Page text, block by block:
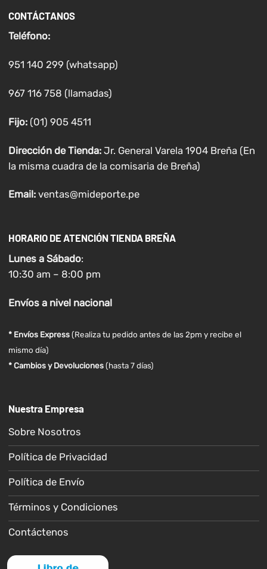
CONTÁCTANOS
Teléfono:
951 140 299 (whatsapp)
967 116 758 (llamadas)
Fijo:(01) 905 4511
Dirección de Tienda: Jr. General Varela 1904 Breña (En
la misma cuadra de la comisaria de Breña)
Email: ventas@mideporte.pe
HORARIO DE ATENCIÓN TIENDA BREÑA
Lunes a Sábado:
10:30 am – 8:00 pm
Envíosa nivel nacional
* Envíos Express(Realiza tu pedido antes de las 2pm y recibe el
mismo día)
* Cambios y Devoluciones (hasta 7 días)
Nuestra Empresa
Sobre Nosotros
Política de Privacidad
Política de Envío
Términos y Condiciones
Contáctenos